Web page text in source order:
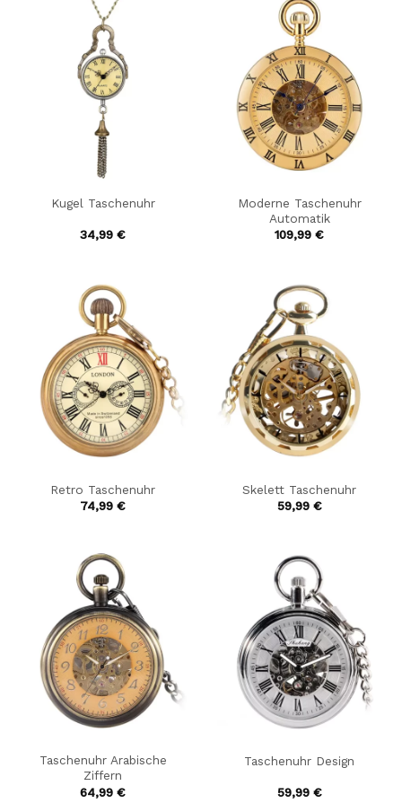
Kugel Taschenuhr
34,99 €
Moderne Taschenuhr
Automatik
109,99 €
Retro Taschenuhr
74,99 €
Skelett Taschenuhr
59,99 €
Taschenuhr Arabische
Ziffern
64,99 €
Taschenuhr Design
59,99 €